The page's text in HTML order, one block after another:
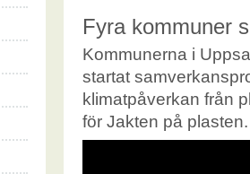
Fyra kommuner
Kommunerna i
startat
klimatpåverkan från
för Jakten på